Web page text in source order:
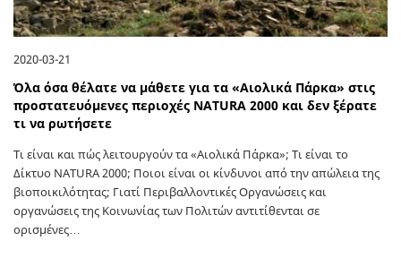
2020-03-21
Όλα όσα θέλατε να μάθετε για τα «Αιολικά Πάρκα» στις
προστατευόμενες περιοχές NATURA 2000 και δεν ξέρατε
τι να ρωτήσετε
Τι είναι και πώς λειτουργούν τα «Αιολικά Πάρκα»; Τι είναι το
Δίκτυο NATURA 2000; Ποιοι είναι οι κίνδυνοι από την απώλεια της
βιοποικιλότητας; Γιατί Περιβαλλοντικές Οργανώσεις και
οργανώσεις της Κοινωνίας των Πολιτών αντιτίθενται σε
ορισμένες…